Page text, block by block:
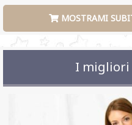
MOSTRAMI
I migliori